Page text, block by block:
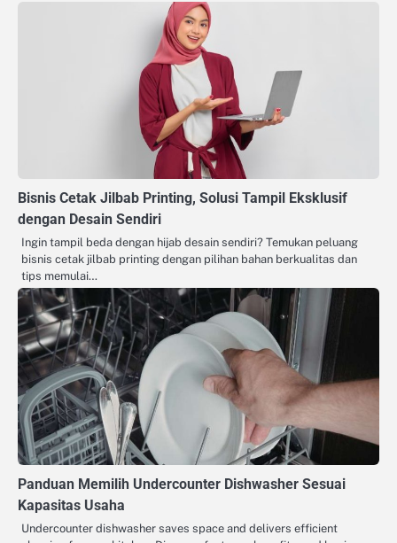
Bisnis Cetak Jilbab Printing, Solusi Tampil Eksklusif
dengan Desain Sendiri
Ingin tampil beda dengan hijab desain sendiri? Temukan peluang
bisnis cetak jilbab printing dengan pilihan bahan berkualitas dan
tips memulai…
Panduan Memilih Undercounter Dishwasher Sesuai
Kapasitas Usaha
Undercounter dishwasher saves space and delivers efficient